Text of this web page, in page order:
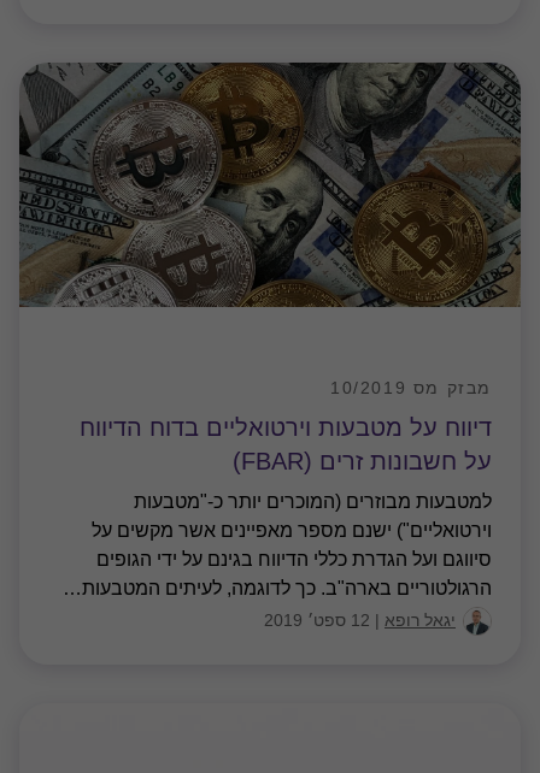
דיווח על מטבעות וירטואליים בדוח הדיווח
על חשבונות זרים (FBAR)
מבזק מס 10/2019
למטבעות מבוזרים (המוכרים יותר כ-"מטבעות
וירטואליים") ישנם מספר מאפיינים אשר מקשים על
סיווגם ועל הגדרת כללי הדיווח בגינם על ידי הגופים
הרגולטוריים בארה"ב. כך לדוגמה, לעיתים המטבעות…
יגאל רופא | 12 ספט׳ 2019